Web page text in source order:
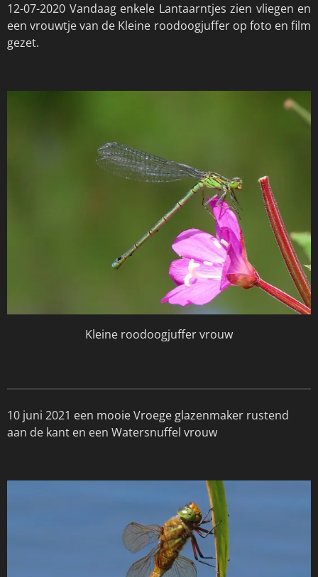
12-07-2020 Vandaag enkele Lantaarntjes zien vliegen en
een vrouwtje van de Kleine roodoogjuffer op foto en film
gezet.
Kleine roodoogjuffer vrouw
10 juni 2021 een mooie Vroege glazenmaker rustend
aan de kant en een Watersnuffel vrouw